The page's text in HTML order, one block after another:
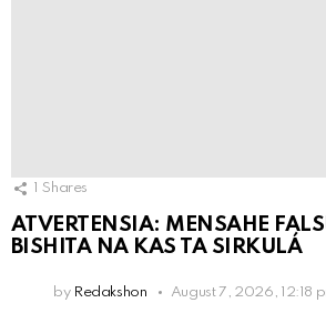
Shares
ATVERTENSIA: MENSAHE
BISHITA NA KAS TA SIRKULÁ
by Redakshon August 7, 2026, 12:18